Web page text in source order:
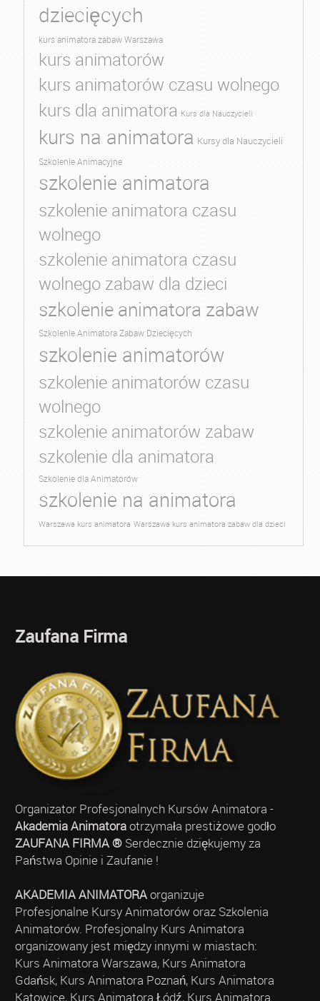
dziecięcych
kurs animatora zabaw Warszawa
kurs animatorów
kurs animatorów czasu wolnego
kurs dla animatora Kurs dla Nauczycieli
kurs na animatora Kursy dla Nauczycieli
Szkolenie Animacyjne
szkolenie animatora
szkolenie animatora czasu
wolnego
szkolenie animatora czasu
wolnego zabaw dla dzieci
szkolenie animatora zabaw
Szkolenie Animatora Zabaw Dziecięcych
szkolenie animatorów
szkolenie animatorów czasu
wolnego
szkolenie animatorów zabaw
szkolenie dla animatora
Szkolenie dla Animatorów
szkolenie na animatora
Warszawa kurs animatora Warszawa kurs animatora zabaw dla dzieci
Zaufana Firma
Organizator Profesjonalnych Kursów Animatora -
Akademia Animatoraotrzymała prestiżowe godło
ZAUFANA FIRMA ®Serdecznie dziękujemy za
Państwa Opinie i Zaufanie !
AKADEMIA ANIMATORAorganizuje
Profesjonalne Kursy Animatorów oraz Szkolenia
Animatorów. Profesjonalny Kurs Animatora
organizowany jest między innymi w miastach:
Kurs Animatora Warszawa, Kurs Animatora
Gdańsk, Kurs Animatora Poznań, Kurs Animatora
Katowice, Kurs Animatora Łódź, Kurs Animatora